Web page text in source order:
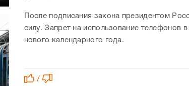
После подписания закона президентом
силу. Запрет на использование телефонов
нового календарного года.
/